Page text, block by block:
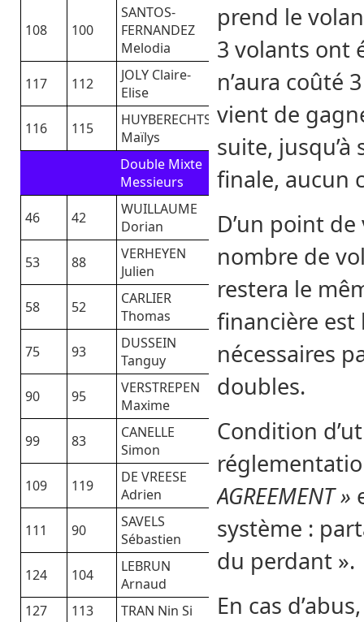
prend le
3 volants ont
n’aura coûté
vient de
suite,
finale, aucun
D’un point
nombre de
restera le
financière est
nécessaires
doubles.
Condition
AGREEMENT »
système :
du perdant ».
En cas
108 100
SANTOS-
FERNANDEZ
Melodia
117
112
JOLY Claire-
Elise
116
115
HUYBERECHTS
Maïlys
Double Mixte
Messieurs
46
42
WUILLAUME
Dorian
53
88
VERHEYEN
Julien
58
52
CARLIER
Thomas
75
93
DUSSEIN
Tanguy
90
95
VERSTREPEN
Maxime
99
83
CANELLE
Simon
109
119
DE VREESE
Adrien
111
90
SAVELS
Sébastien
124
104
LEBRUN
Arnaud
127
113 TRAN Nin Si